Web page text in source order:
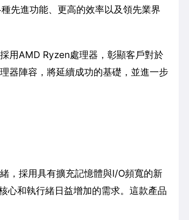
先進功能、更高的效率以及領先業界
用AMD Ryzen處理器，彰顯客戶對於
器陣容，將延續成功的基礎，並進一步
，採用具有擴充記憶體與I/O頻寬的新
心和執行緒日益增加的需求。這款產品